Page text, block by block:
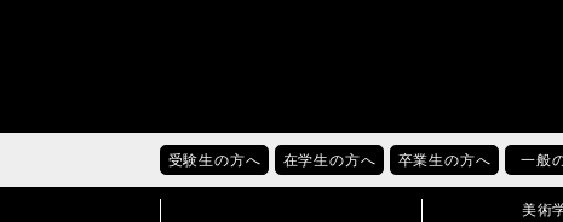
受験生の方へ 在学生の方へ 卒業生の方へ 一般
美術